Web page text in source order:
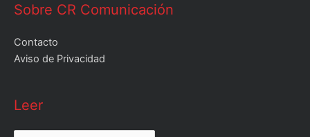
Sobre CR Comunicación
Contacto
Aviso de Privacidad
Leer
Leer